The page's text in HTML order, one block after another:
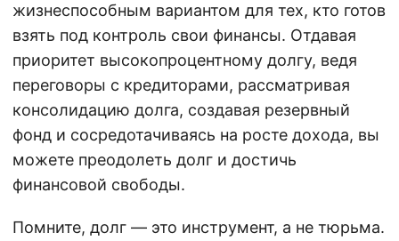
жизнеспособным вариантом для тех, кто готов
взять под контроль свои финансы. Отдавая
приоритет высокопроцентному долгу, ведя
переговоры с кредиторами, рассматривая
консолидацию долга, создавая резервный
фонд и сосредотачиваясь на росте дохода, вы
можете преодолеть долг и достичь
финансовой свободы.
Помните, долг — это инструмент, а не тюрьма.